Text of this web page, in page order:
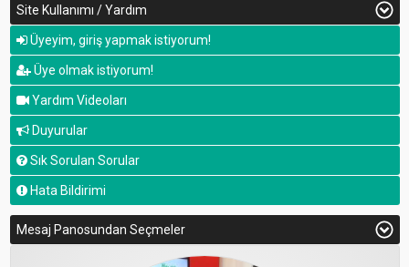
Site Kullanımı / Yardım
Üyeyim, giriş yapmak istiyorum!
Üye olmak istiyorum!
Yardım Videoları
Duyurular
Sık Sorulan Sorular
Hata Bildirimi
Mesaj Panosundan Seçmeler